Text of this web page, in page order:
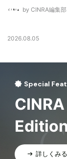
by CINRA編集部
2026.08.05
Special
詳しくみる